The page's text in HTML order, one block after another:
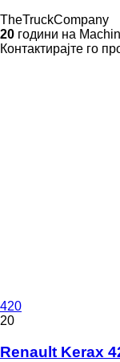
TheTruckCompany
20 години на
Контактирајте го
420
20
Renault Kerax